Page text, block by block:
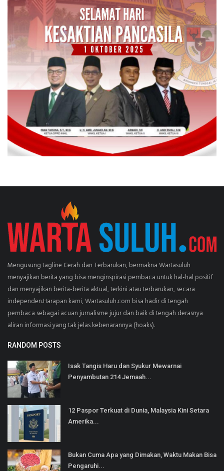
Mengusung tagline Cerah dan Terbarukan, bermakna Wartasuluh
menyajikan berita yang bisa menginspirasi pembaca untuk hal-hal positif
dan menyajikan berita-berita aktual, terkini atau terbarukan, secara
independen.Harapan kami, Wartasuluh.com bisa hadir di tengah
pembaca sebagai acuan jurnalisme jujur dan baik di tengah derasnya
aliran informasi yang tak jelas kebenarannya (hoaks).
RANDOM POSTS
Isak Tangis Haru dan Syukur Mewarnai
Penyambutan 214 Jemaah...
12 Paspor Terkuat di Dunia, Malaysia Kini Setara
Amerika...
Bukan Cuma Apa yang Dimakan, Waktu Makan Bisa
Pengaruhi...